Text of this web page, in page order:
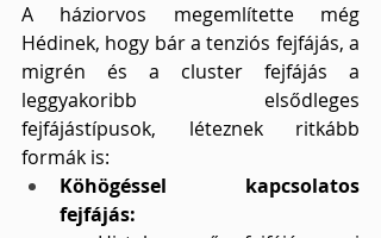
A háziorvos megemlítette még
Hédinek, hogy bár a tenziós fejfájás, a
migrén és a cluster fejfájás a
leggyakoribb elsődleges
fejfájástípusok, léteznek ritkább
formák is:
Köhögéssel kapcsolatos
fejfájás: